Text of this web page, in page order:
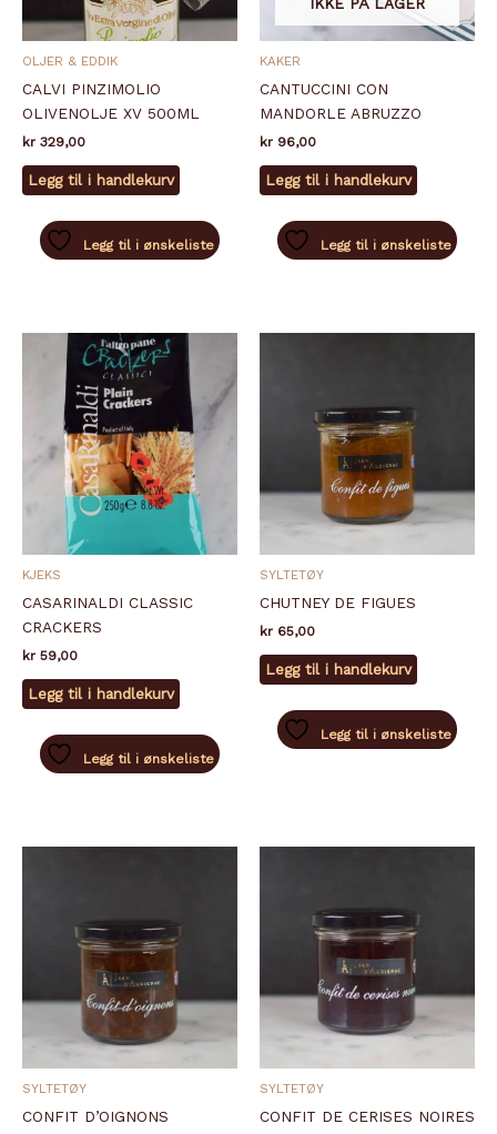
OLJER & EDDIK
CALVI PINZIMOLIO
OLIVENOLJE XV 500ML
kr 329,00
Legg til i handlekurv
Legg til i ønskeliste
KAKER
CANTUCCINI CON
MANDORLE ABRUZZO
kr 96,00
Legg til i handlekurv
Legg til i ønskeliste
KJEKS
CASARINALDI CLASSIC
CRACKERS
kr 59,00
Legg til i handlekurv
Legg til i ønskeliste
SYLTETØY
CHUTNEY DE FIGUES
kr 65,00
Legg til i handlekurv
Legg til i ønskeliste
SYLTETØY
CONFIT D’OIGNONS
SYLTETØY
CONFIT DE CERISES NOIRES